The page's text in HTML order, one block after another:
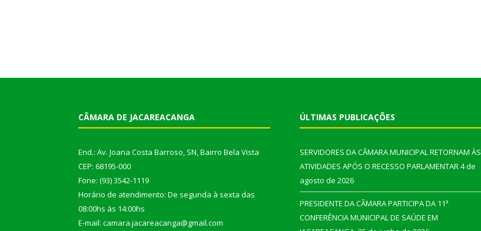
CÂMARA DE JACAREACANGA
End.: Av. Joana Costa Barroso, SN, Bairro Bela Vista
CEP: 68195-000
Fone: (93) 3542-1119
Horário de atendimento: De segunda à sexta das
08:00hs às 14:00hs
E-mail: camara.jacareacanga@gmail.com
ÚLTIMAS PUBLICAÇÕES
SERVIDORES DA CÂMARA MUNICIPAL RETORNAM ÀS
ATIVIDADES APÓS O RECESSO PARLAMENTAR4 de
agosto de 2026
PRESIDENTE DA CÂMARA PARTICIPA DA 11ª
CONFERÊNCIA MUNICIPAL DE SAÚDE EM